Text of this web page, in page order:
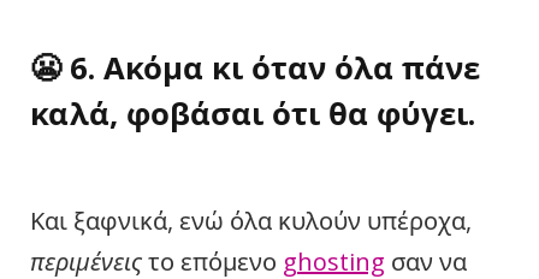
😬 6. Ακόμα κι όταν όλα πάνε
καλά, φοβάσαι ότι θα φύγει.
Και ξαφνικά, ενώ όλα κυλούν υπέροχα,
περιμένειςτο επόμενο ghosting σαν να